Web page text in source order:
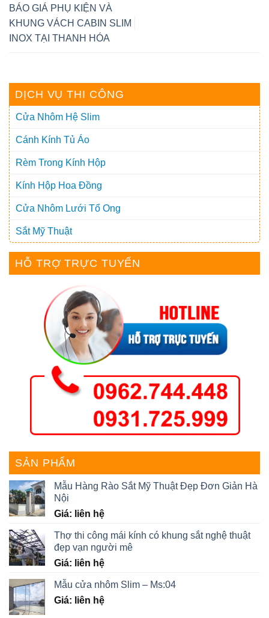
BÁO GIÁ PHỤ KIỆN VÀ
KHUNG VÁCH CABIN SLIM
INOX TẠI THANH HÓA
DỊCH VỤ THI CÔNG
Cửa Nhôm Hệ Slim
Cánh Kính Tủ Áo
Rèm Trong Kính Hộp
Kính Hộp Hoa Đồng
Cửa Nhôm Lưới Tổ Ong
Sắt Mỹ Thuật
HỖ TRỢ TRỰC TUYẾN
SẢN PHẨM
Mẫu Hàng Rào Sắt Mỹ Thuật Đẹp Đơn Giản Hà
Nội
Giá: liên hệ
Thợ thi công mái kính có khung sắt nghệ thuật
đẹp vạn người mê
Giá: liên hệ
Mẫu cửa nhôm Slim – Ms:04
Giá: liên hệ